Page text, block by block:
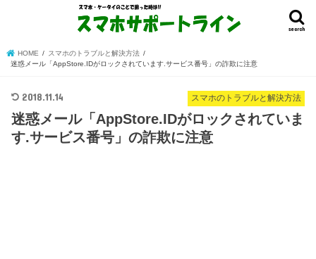
search
HOME
スマホのトラブルと解決方法
迷惑メール「AppStore.IDがロックされています.サービス番号」の詐欺に注意
スマホのトラブルと解決方法
2018.11.14
迷惑メール「AppStore.IDがロックされていま
す.サービス番号」の詐欺に注意